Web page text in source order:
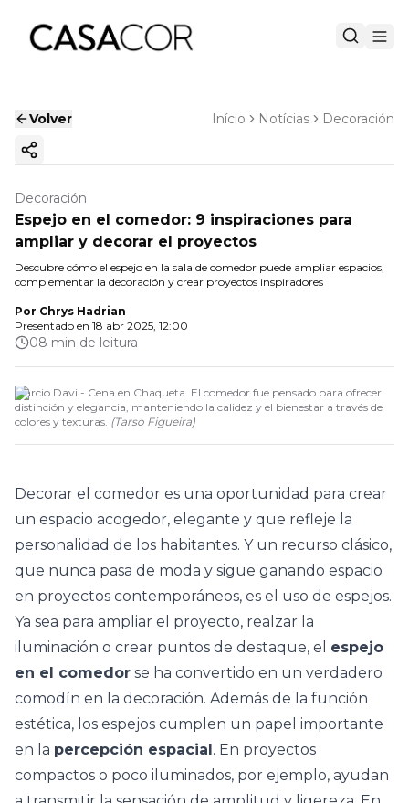
Volver Início Notícias Decoración
Copiar enlace
Decoración
Espejo en el comedor: 9 inspiraciones para
ampliar y decorar el proyectos
Descubre cómo el espejo en la sala de comedor puede ampliar espacios,
complementar la decoración y crear proyectos inspiradores
Por Chrys Hadrian
Presentado en 18 abr 2025, 12:00
08 min de leitura
Marcio Davi - Cena en Chaqueta. El comedor fue pensado para ofrecer
distinción y elegancia, manteniendo la calidez y el bienestar a través de
colores y texturas. (Tarso Figueira)
Decorar el comedor es una oportunidad para crear
un espacio acogedor, elegante y que refleje la
personalidad de los habitantes. Y un recurso clásico,
que nunca pasa de moda y sigue ganando espacio
en proyectos contemporáneos, es el uso de espejos.
Ya sea para ampliar el proyecto, realzar la
iluminación o crear puntos de destaque, el espejo
en el comedor se ha convertido en un verdadero
comodín en la decoración. Además de la función
estética, los espejos cumplen un papel importante
en la percepción espacial. En proyectos
compactos o poco iluminados, por ejemplo, ayudan